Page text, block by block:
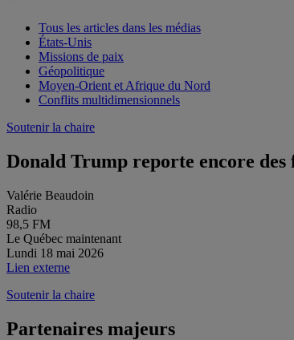
Tous les articles dans les médias
États-Unis
Missions de paix
Géopolitique
Moyen-Orient et Afrique du Nord
Conflits multidimensionnels
Soutenir la chaire
Donald Trump reporte encore des
Valérie Beaudoin
Radio
98,5 FM
Le Québec maintenant
Lundi 18 mai 2026
Lien externe
Soutenir la chaire
Partenaires majeurs